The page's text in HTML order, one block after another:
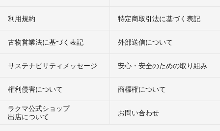
利用規約 特定商取引法に基づく表記
古物営業法に基づく表記 外部送信について
サステナビリティメッセージ 安心・安全のための取り組み
権利侵害について
商標権について
ラクマ公式ショップ
出店について
お問い合わせ